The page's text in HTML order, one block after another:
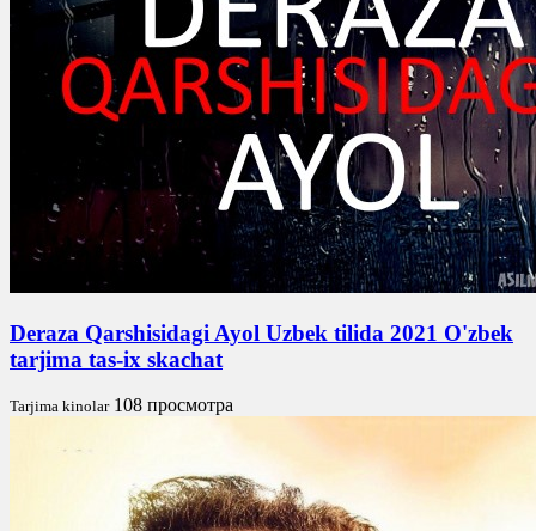
Deraza Qarshisidagi Ayol Uzbek tilida 2021 O'zbek
tarjima tas-ix skachat
Tarjima kinolar 108 просмотра